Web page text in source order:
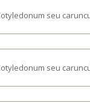
seu
seu